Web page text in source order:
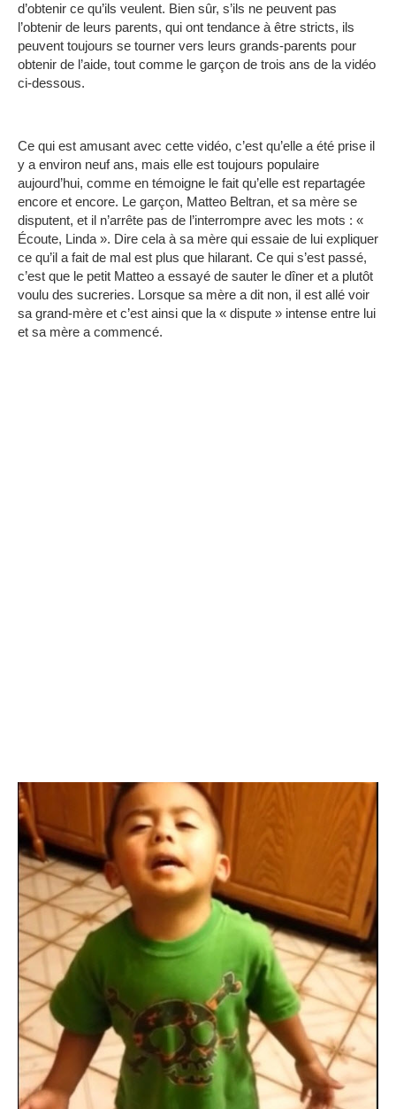
d’obtenir ce qu’ils veulent. Bien sûr, s’ils ne peuvent pas
l’obtenir de leurs parents, qui ont tendance à être stricts, ils
peuvent toujours se tourner vers leurs grands-parents pour
obtenir de l’aide, tout comme le garçon de trois ans de la vidéo
ci-dessous.
Ce qui est amusant avec cette vidéo, c’est qu’elle a été prise il
y a environ neuf ans, mais elle est toujours populaire
aujourd’hui, comme en témoigne le fait qu’elle est repartagée
encore et encore. Le garçon, Matteo Beltran, et sa mère se
disputent, et il n’arrête pas de l’interrompre avec les mots : «
Écoute, Linda ». Dire cela à sa mère qui essaie de lui expliquer
ce qu’il a fait de mal est plus que hilarant. Ce qui s’est passé,
c’est que le petit Matteo a essayé de sauter le dîner et a plutôt
voulu des sucreries. Lorsque sa mère a dit non, il est allé voir
sa grand-mère et c’est ainsi que la « dispute » intense entre lui
et sa mère a commencé.